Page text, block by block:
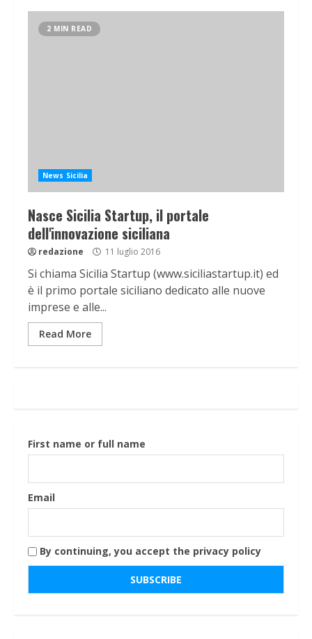
2 MIN READ
News Sicilia
Nasce Sicilia Startup, il portale
dell'innovazione siciliana
redazione 11 luglio 2016
Si chiama Sicilia Startup (www.siciliastartup.it) ed
è il primo portale siciliano dedicato alle nuove
imprese e alle...
Read More
First name or full name
Email
By continuing, you accept the privacy policy